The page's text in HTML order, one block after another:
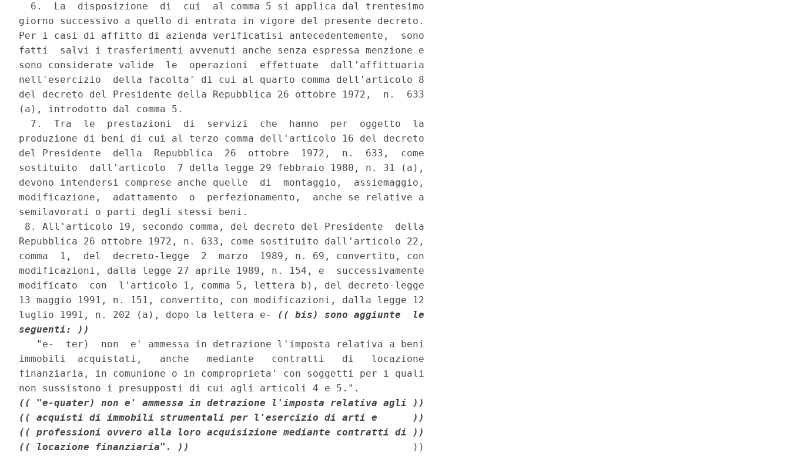
  6.  La  disposizione  di  cui  al comma 5 si applica dal trentesimo
giorno successivo a quello di entrata in vigore del presente decreto.
Per i casi di affitto di azienda verificatisi antecedentemente,  sono
fatti  salvi i trasferimenti avvenuti anche senza espressa menzione e
sono considerate valide  le  operazioni  effettuate  dall'affittuaria
nell'esercizio  della facolta' di cui al quarto comma dell'articolo 8
del decreto del Presidente della Repubblica 26 ottobre 1972,  n.  633
(a), introdotto dal comma 5.
  7.  Tra  le  prestazioni  di  servizi  che  hanno  per  oggetto  la
produzione di beni di cui al terzo comma dell'articolo 16 del decreto
del Presidente  della  Repubblica  26  ottobre  1972,  n.  633,  come
sostituito  dall'articolo  7 della legge 29 febbraio 1980, n. 31 (a),
devono intendersi comprese anche quelle  di  montaggio,  assiemaggio,
modificazione,  adattamento  o  perfezionamento,  anche se relative a
semilavorati o parti degli stessi beni.
8. All'articolo 19, secondo comma, del decreto del Presidente  della
Repubblica 26 ottobre 1972, n. 633, come sostituito dall'articolo 22,
comma  1,  del  decreto-legge  2  marzo  1989, n. 69, convertito, con
modificazioni, dalla legge 27 aprile 1989, n. 154, e  successivamente
modificato  con  l'articolo 1, comma 5, lettera b), del decreto-legge
13 maggio 1991, n. 151, convertito, con modificazioni, dalla legge 12
luglio 1991, n. 202 (a), dopo la lettera e- (( bis) sono aggiunte  le
seguenti: ))
   "e-  ter)  non  e' ammessa in detrazione l'imposta relativa a beni
immobili  acquistati,   anche   mediante   contratti   di   locazione
finanziaria, in comunione o in comproprieta' con soggetti per i quali
(( "e-quater) non e' ammessa in detrazione l'imposta relativa agli ))
(( acquisti di immobili strumentali per l'esercizio di arti e      ))
(( professioni ovvero alla loro acquisizione mediante contratti di ))
(( locazione finanziaria". ))
                                      ))